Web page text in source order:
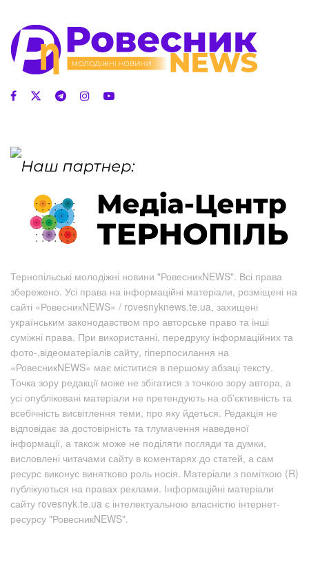
Тернопільські молодіжні новини "РовесникNEWS". Всі права
збережено. Усі права на інформаційні матеріали, розміщені на
сайті «РовесникNEWS» / rovesnyknews.te.ua, захищені
українським законодавством про авторське право та інші
суміжні права. При використанні, передруку інформаційних та
фото-,відеоматеріалів сайту, гіперпосилання на
«РовесникNEWS» має міститися в першому абзаці тексту.
Точка зору редакції може не збігатися з точкою зору автора, а
усі опубліковані матеріали не претендують на об'єктивність та
всебічність висвітлення теми, про яку йдеться. Редакція не
відповідає за достовірність та тлумачення наведеної
інформації, а також може не поділяти погляди та думки,
висловлені читачами сайту в коментарях до статей, а сам
ресурс виконує винятково роль носія. Матеріали з поміткою (R)
публікуються на правах реклами. Інформаційні матеріали
сайту rovesnyk.te.ua є інтелектуальною власністю інтернет-
ресурсу "РовесникNEWS".